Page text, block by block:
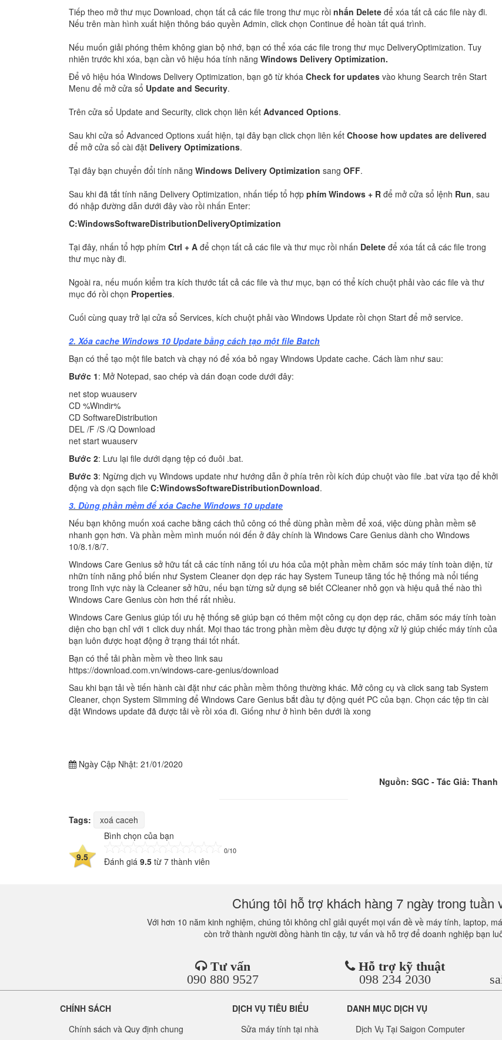
Tiếp theo mở thư mục Download, chọn tất cả các file trong thư mục rồi nhấn Delete để xóa tất cả các file này đi.
Nếu trên màn hình xuất hiện thông báo quyền Admin, click chọn Continue để hoàn tất quá trình.
Nếu muốn giải phóng thêm không gian bộ nhớ, bạn có thể xóa các file trong thư mục DeliveryOptimization. Tuy
nhiên trước khi xóa, bạn cần vô hiệu hóa tính năng Windows Delivery Optimization.
Để vô hiệu hóa Windows Delivery Optimization, bạn gõ từ khóa Check for updates vào khung Search trên Start
Menu để mở cửa sổ Update and Security.
Trên cửa sổ Update and Security, click chọn liên kết Advanced Options.
Sau khi cửa sổ Advanced Options xuất hiện, tại đây bạn click chọn liên kết Choose how updates are delivered
để mở cửa sổ cài đặt Delivery Optimizations.
Tại đây bạn chuyển đổi tính năng Windows Delivery Optimization sang OFF.
Sau khi đã tắt tính năng Delivery Optimization, nhấn tiếp tổ hợp phím Windows + R để mở cửa sổ lệnh Run, sau
đó nhập đường dẫn dưới đây vào rồi nhấn Enter:
C:WindowsSoftwareDistributionDeliveryOptimization
Tại đây, nhấn tổ hợp phím Ctrl + A để chọn tất cả các file và thư mục rồi nhấn Delete để xóa tất cả các file trong
thư mục này đi.
Ngoài ra, nếu muốn kiểm tra kích thước tất cả các file và thư mục, bạn có thể kích chuột phải vào các file và thư
mục đó rồi chọn Properties.
Cuối cùng quay trở lại cửa sổ Services, kích chuột phải vào Windows Update rồi chọn Start để mở service.
2. Xóa cache Windows 10 Update bằng cách tạo một file Batch
Bạn có thể tạo một file batch và chạy nó để xóa bỏ ngay Windows Update cache. Cách làm như sau:
Bước 1: Mở Notepad, sao chép và dán đoạn code dưới đây:
net stop wuauserv
CD %Windir%
CD SoftwareDistribution
DEL /F /S /Q Download
net start wuauserv
Bước 2: Lưu lại file dưới dạng tệp có đuôi .bat.
Bước 3: Ngừng dịch vụ Windows update như hướng dẫn ở phía trên rồi kích đúp chuột vào file .bat vừa tạo để khởi
động và dọn sạch file C:WindowsSoftwareDistributionDownload.
3. Dùng phần mềm để xóa Cache Windows 10 update
Nếu bạn không muốn xoá cache bằng cách thủ công có thể dùng phần mềm để xoá, việc dùng phần mềm sẽ
nhanh gọn hơn. Và phần mềm mình muốn nói đến ở đây chính là Windows Care Genius dành cho Windows
10/8.1/8/7.
Windows Care Genius sở hữu tất cả các tính năng tối ưu hóa của một phần mềm chăm sóc máy tính toàn diện, từ
nhữn tính năng phổ biến như System Cleaner dọn dẹp rác hay System Tuneup tăng tốc hệ thống mà nổi tiếng
trong lĩnh vực này là Ccleaner sở hữu, nếu bạn từng sử dụng sẽ biết CCleaner nhỏ gọn và hiệu quả thế nào thì
Windows Care Genius còn hơn thế rất nhiều.
Windows Care Genius giúp tối ưu hệ thống sẽ giúp bạn có thêm một công cụ dọn dẹp rác, chăm sóc máy tính toàn
diện cho bạn chỉ với 1 click duy nhất. Mọi thao tác trong phần mềm đều được tự động xử lý giúp chiếc máy tính của
bạn luôn được hoạt động ở trạng thái tốt nhất.
Bạn có thể tải phần mềm về theo link sau
https://download.com.vn/windows-care-genius/download
Sau khi bạn tải về tiến hành cài đặt như các phần mềm thông thường khác. Mở công cụ và click sang tab System
Cleaner, chọn System Slimming để Windows Care Genius bắt đầu tự động quét PC của bạn. Chọn các tệp tin cài
đặt Windows update đã được tải về rồi xóa đi. Giống như ở hình bên dưới là xong
Ngày Cập Nhật: 21/01/2020
Nguồn: SGC - Tác Giả: Thanh
Tags: xoá caceh
9.5
Bình chọn của bạn
0/10
Đánh giá 9.5 từ 7 thành viên
Chúng tôi hỗ trợ khách hàng 7 ngày trong tuần
Với hơn 10 năm kinh nghiệm, chúng tôi không chỉ giải quyết mọi vấn đề về máy tính, laptop,
còn trở thành người đồng hành tin cậy, tư vấn và hỗ trợ để doanh nghiệp bạn
Tư vấn
090 880 9527
Hỗ trợ kỹ thuật
098 234 2030
CHÍNH SÁCH
Chính sách và Quy định chung
DỊCH VỤ TIÊU BIỂU
Sửa máy tính tại nhà
DANH MỤC DỊCH VỤ
Dịch Vụ Tại Saigon Computer